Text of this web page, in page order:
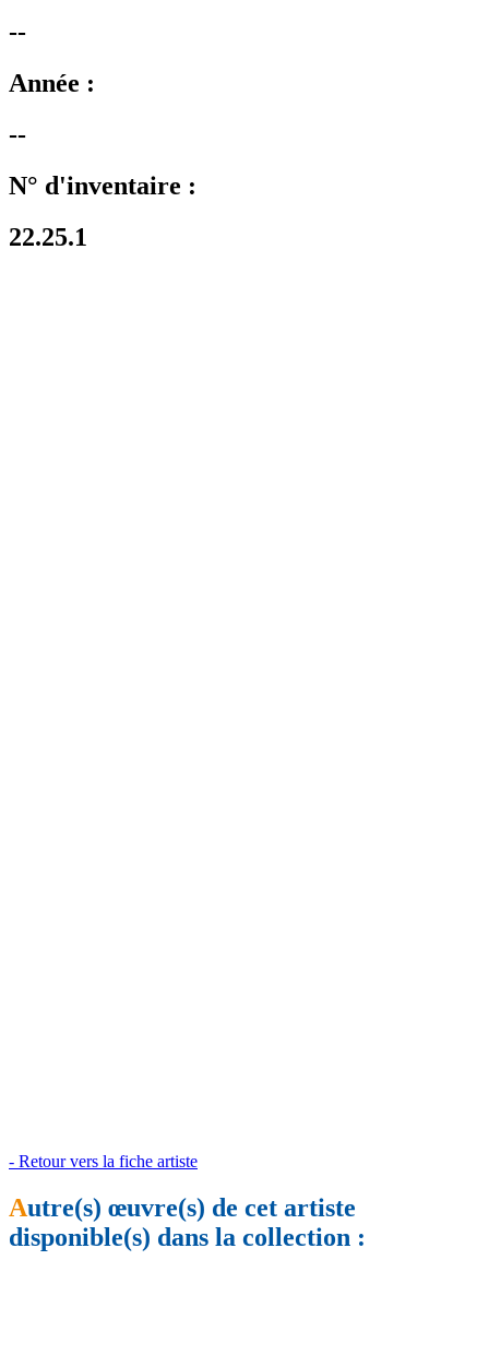
--
Année :
--
N° d'inventaire :
22.25.1
- Retour vers la fiche artiste
Autre(s) œuvre(s) de cet artiste
disponible(s) dans la collection :